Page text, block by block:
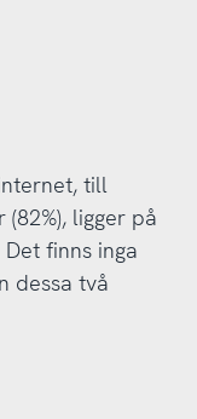
till
ligger på
finns inga
dessa två